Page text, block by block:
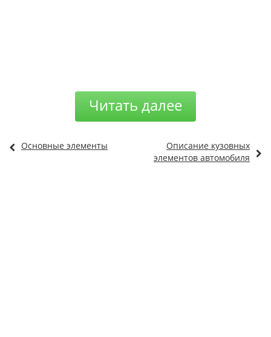
Читать далее
Основные элементы
Описание кузовных
элементов автомобиля